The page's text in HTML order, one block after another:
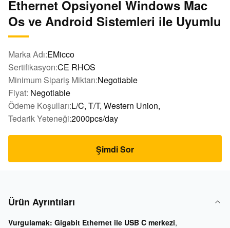
Ethernet Opsiyonel Windows Mac
Os ve Android Sistemleri ile Uyumlu
Marka Adı:EMicco
Sertifikasyon:CE RHOS
Minimum Sipariş Miktarı:Negotiable
Fiyat: Negotiable
Ödeme Koşulları:L/C, T/T, Western Union,
Tedarik Yeteneği:2000pcs/day
Şimdi Sor
Ürün Ayrıntıları
Vurgulamak: Gigabit Ethernet ile USB C merkezi,